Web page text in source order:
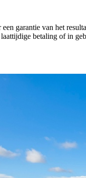
garantie van het
betaling of in